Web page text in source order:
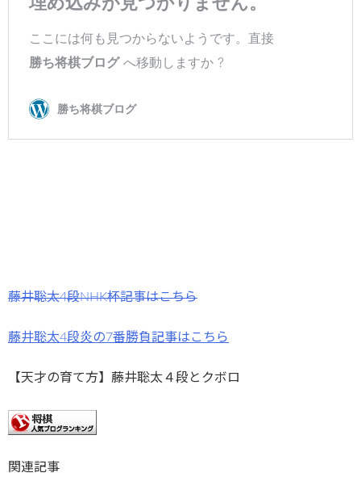
藤井聡太4段NHK杯記事はこちら
藤井聡太4段炎の7番勝負記事はこちら
【天才の育て方】藤井聡太４段とクボロ
関連記事